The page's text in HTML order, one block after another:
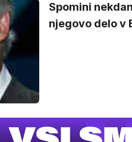
Spomini
njegovo delo v